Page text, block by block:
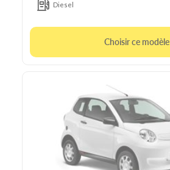
Diesel
Choisir ce modèle